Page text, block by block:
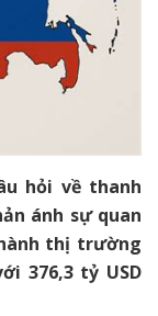
hỏi về thanh
ánh sự quan
thị trường
376,3 tỷ USD